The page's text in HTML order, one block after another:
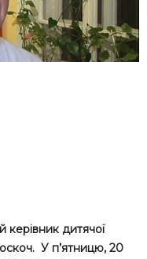
керівник дитячої
У п’ятницю, 20